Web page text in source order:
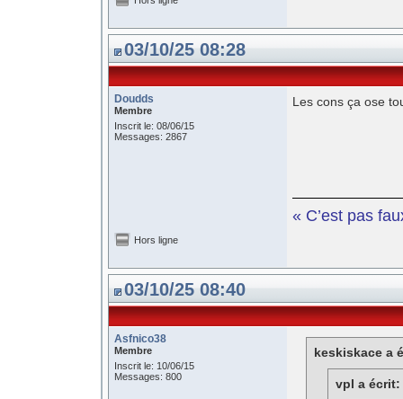
03/10/25 08:28
Doudds
Membre
Inscrit le: 08/06/15
Messages: 2867
Les cons ça ose
« C’est pas
Hors ligne
03/10/25 08:40
Asfnico38
Membre
Inscrit le: 10/06/15
Messages: 800
keskiskace a
vpl a écrit: